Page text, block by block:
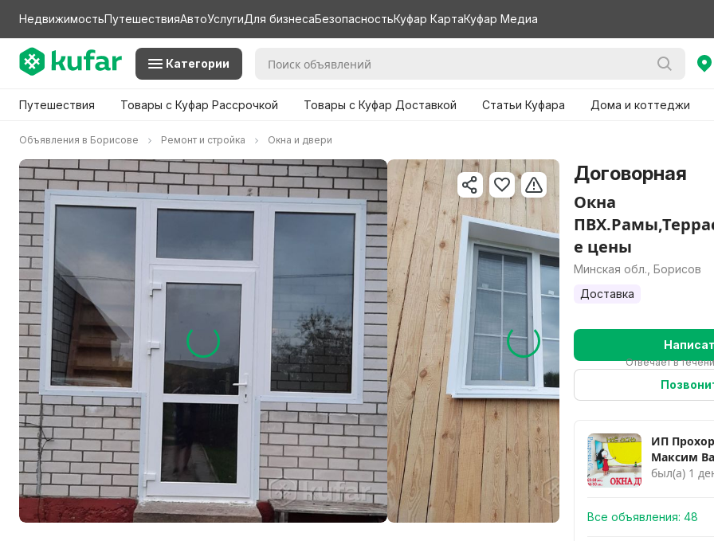
НедвижимостьПутешествияАвтоУслугиДля бизнесаБезопасностьКуфар КартаКуфар Медиа
Категории
Путешествия Товары с Куфар Рассрочкой Товары с Куфар Доставкой Статьи Куфара Дома и коттеджи
Объявления в Борисове Ремонт и стройка Окна и двери
Договорная
Окна
е цены
Минская обл., Борисов
Доставка
Отвечает в
ИП
Максим
был(а) 1
Все объявления: 48